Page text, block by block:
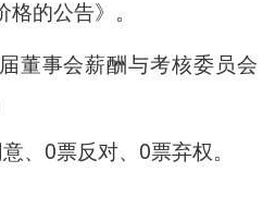
的公告》。
董事会薪酬与考核委员会
、0票反对、0票弃权。